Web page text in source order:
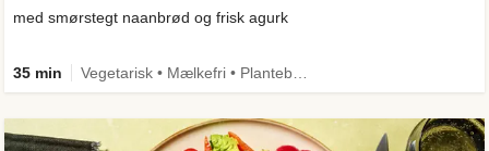
med smørstegt naanbrød og frisk agurk
35 min